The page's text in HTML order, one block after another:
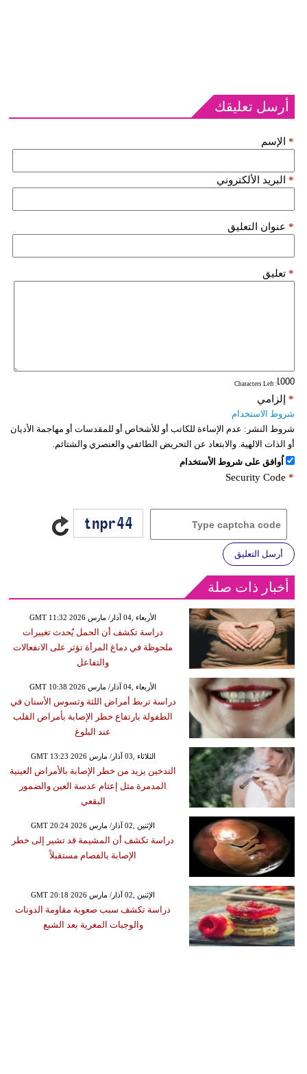
أرسل تعليقك
الإسم *
البريد الألكتروني *
عنوان التعليق *
تعليق *
: Characters Left
إلزامي *
شروط الاستخدام
شروط النشر: عدم الإساءة للكاتب أو للأشخاص أو للمقدسات أو مهاجمة الأديان
أو الذات الالهية. والابتعاد عن التحريض الطائفي والعنصري والشتائم.
اُوافق على شروط الأستخدام
Security Code *
أرسل التعليق
أخبار ذات صلة
GMT 11:32 2026 الأربعاء ,04 آذار/ مارس
دراسة تكشف أن الحمل يُحدث تغييرات
ملحوظة في دماغ المرأة تؤثر على الانفعالات
والتفاعل
GMT 10:38 2026 الأربعاء ,04 آذار/ مارس
دراسة تربط أمراض اللثة وتسوس الأسنان في
الطفولة بارتفاع خطر الإصابة بأمراض القلب
عند البلوغ
GMT 13:23 2026 الثلاثاء ,03 آذار/ مارس
التدخين يزيد من خطر الإصابة بالأمراض العينية
المدمرة مثل إعتام عدسة العين والضمور
البقعي
GMT 20:24 2026 الإثنين ,02 آذار/ مارس
دراسة تكشف أن المشيمة قد تشير إلى خطر
الإصابة بالفصام مستقبلاً
GMT 20:18 2026 الإثنين ,02 آذار/ مارس
دراسة تكشف سبب صعوبة مقاومة الدونات
والوجبات المغرية بعد الشبع